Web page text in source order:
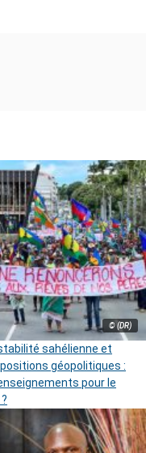
© (DR)
sahélienne et
géopolitiques :
pour le